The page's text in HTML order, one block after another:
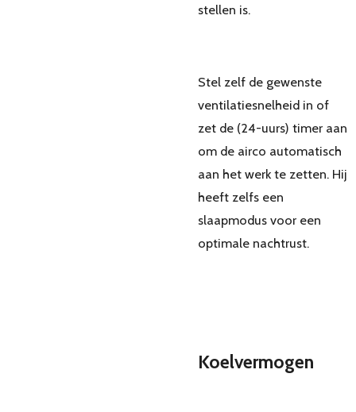
stellen is.
Stel zelf de gewenste
ventilatiesnelheid in of
zet de (24-uurs) timer aan
om de airco automatisch
aan het werk te zetten. Hij
heeft zelfs een
slaapmodus voor een
optimale nachtrust.
Koelvermogen